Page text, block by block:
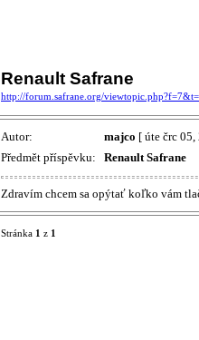
Renault Safrane
http://forum.safrane.org/
Autor: majco [ úte črc
Předmět příspěvku:
Renault Safrane
Zdravím chcem sa opýtať koľko vám
Stránka 1 z 1